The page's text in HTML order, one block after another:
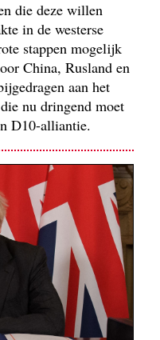
die deze willen
in de westerse
stappen mogelijk
China, Rusland en
aan het
nu dringend moet
D10-alliantie.